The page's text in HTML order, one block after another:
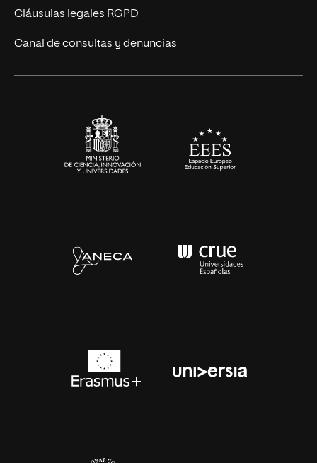
Diseño
Ciencias de la Salud
Cláusulas legales RGPD
Canal de consultas y denuncias